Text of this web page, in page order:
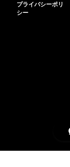
プライバシーポリ
シー